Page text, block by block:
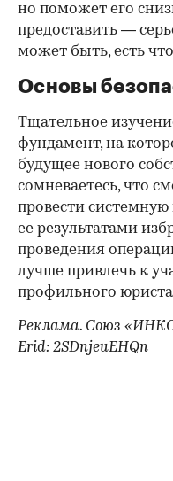
но поможет его
предоставить —
может быть, есть
Основы
Тщательное
фундамент, на
будущее нового
сомневаетесь, что
провести системную
ее результатами
проведения
лучше привлечь к
профильного
Реклама. Союз
Erid: 2SDnjeuEHQn